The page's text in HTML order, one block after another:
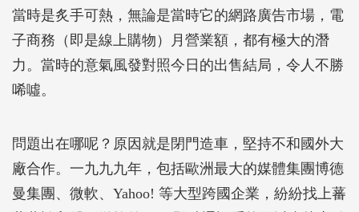
當時是炙手可熱，無論是當時它的網路廣告市場，電
子商務（即是線上購物）月營業額，都有極大的潛
力。當時的意氣風發對照今日的出售結局，令人不勝
唏噓。
問題出在哪呢？原因就是閉門造車，堅持不和國外大
廠合作。一九九九年，包括歐洲最大的媒體集團博德
曼集團、微軟、Yahoo! 等大型跨國企業，紛紛找上蕃